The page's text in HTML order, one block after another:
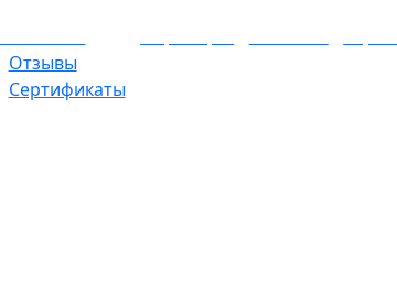
Отзывы
Сертификаты